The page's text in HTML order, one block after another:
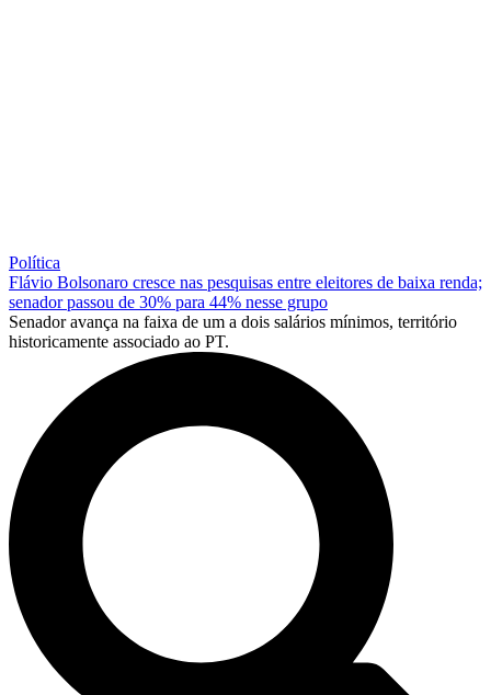
Política
Flávio Bolsonaro cresce nas pesquisas entre eleitores de baixa renda;
senador passou de 30% para 44% nesse grupo
Senador avança na faixa de um a dois salários mínimos, território
historicamente associado ao PT.